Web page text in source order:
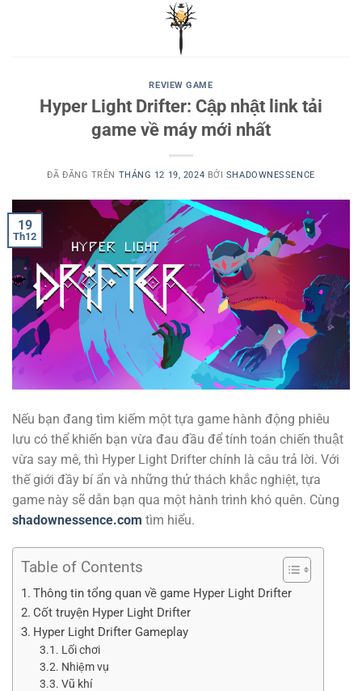
REVIEW GAME
Hyper Light Drifter: Cập nhật link tải
game về máy mới nhất
ĐÃ ĐĂNG TRÊN THÁNG 12 19, 2024 BỞI SHADOWNESSENCE
19
Th12
Nếu bạn đang tìm kiếm một tựa game hành động phiêu
lưu có thể khiến bạn vừa đau đầu để tính toán chiến thuật
vừa say mê, thì Hyper Light Drifter chính là câu trả lời. Với
thế giới đầy bí ẩn và những thử thách khắc nghiệt, tựa
game này sẽ dẫn bạn qua một hành trình khó quên. Cùng
shadownessence.com tìm hiểu.
Table of Contents
Thông tin tổng quan về game Hyper Light Drifter
Cốt truyện Hyper Light Drifter
Hyper Light Drifter Gameplay
Lối chơi
Nhiệm vụ
Vũ khí